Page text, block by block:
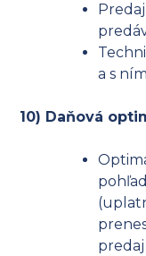
a s
10) Daňová